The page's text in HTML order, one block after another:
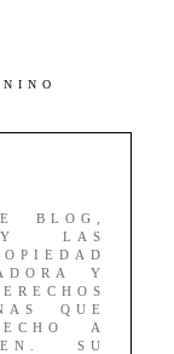
BLOG,
LAS
Y
QUE
A
SU